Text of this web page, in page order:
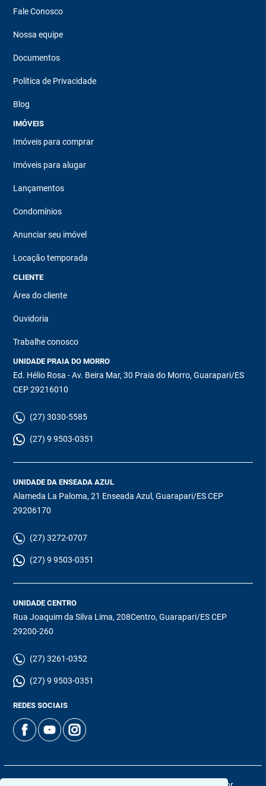
Fale Conosco
Nossa equipe
Documentos
Política de Privacidade
Blog
IMÓVEIS
Imóveis para comprar
Imóveis para alugar
Lançamentos
Condomínios
Anunciar seu imóvel
Locação temporada
CLIENTE
Área do cliente
Ouvidoria
Trabalhe conosco
UNIDADE PRAIA DO MORRO
Ed. Hélio Rosa - Av. Beira Mar, 30 Praia do Morro, Guarapari/ES
CEP 29216010
(27) 3030-5585
(27) 9 9503-0351
UNIDADE DA ENSEADA AZUL
Alameda La Paloma, 21 Enseada Azul, Guarapari/ES CEP
29206170
(27) 3272-0707
(27) 9 9503-0351
UNIDADE CENTRO
Rua Joaquim da Silva Lima, 208Centro, Guarapari/ES CEP
29200-260
(27) 3261-0352
(27) 9 9503-0351
REDES SOCIAIS